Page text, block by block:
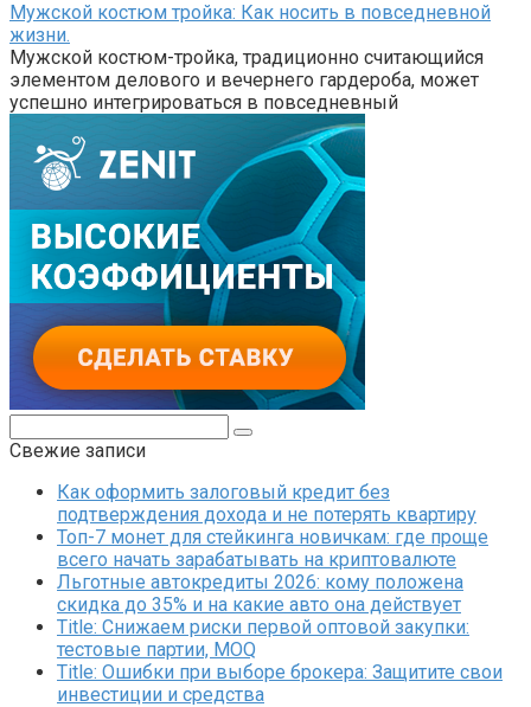
Мужской костюм тройка: Как носить в повседневной
жизни.
Мужской костюм-тройка, традиционно считающийся
элементом делового и вечернего гардероба, может
успешно интегрироваться в повседневный
Свежие записи
Как оформить залоговый кредит без
подтверждения дохода и не потерять квартиру
Топ-7 монет для стейкинга новичкам: где проще
всего начать зарабатывать на криптовалюте
Льготные автокредиты 2026: кому положена
скидка до 35% и на какие авто она действует
Title: Снижаем риски первой оптовой закупки:
тестовые партии, MOQ
Title: Ошибки при выборе брокера: Защитите свои
инвестиции и средства